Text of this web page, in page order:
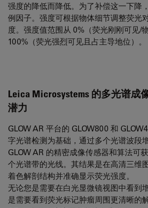
强度的降低而降低。为了补偿这一下降
例因子。强度可根据物体细节调整荧光
度。强度值范围从 0%（荧光刚刚可见/
100%（荧光强烈可见且占主导地位）。
Leica Microsystems 的多光谱成
潜力
GLOW AR 平台的 GLOW800 和
字光谱检测为基础，通过多个光谱波段
GLOW AR 的精密成像传感器和算法可
个光谱带的光线。其结果是在高清三维
着色解剖结构并准确显示荧光强度。
无论您是需要在白光显微镜视图中看到
是需要看到荧光标记肿瘤周围更清晰的